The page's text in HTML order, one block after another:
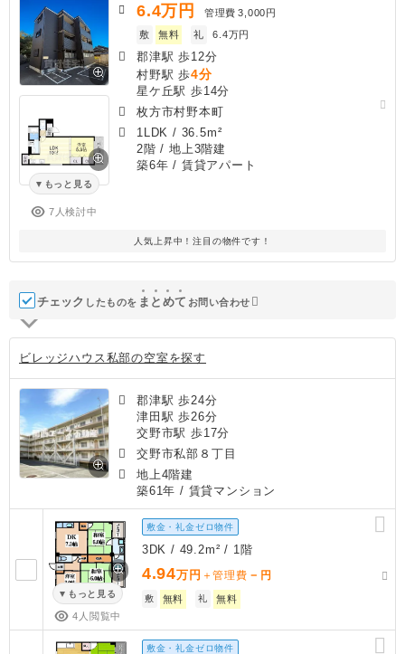
もっと見る
7人検討中
6.4万円 管理費 3,000円
敷
無料 礼 6.4万円
郡津駅 歩12分
村野駅 歩4分
星ケ丘駅 歩14分
枚方市村野本町
1LDK / 36.5m²
2階 / 地上3階建
築6年 / 賃貸アパート
人気上昇中！注目の物件です！
チェック したものを ま と めて お問い合わせ
ビレッジハウス私部の空室を探す
郡津駅 歩24分
津田駅 歩26分
交野市駅 歩17分
交野市私部８丁目
地上4階建
築61年 / 賃貸マンション
もっと見る
4人閲覧中
敷金・礼金ゼロ物件
3DK / 49.2m² / 1階
4.94万円 ＋管理費 － 円
敷 無料 礼 無料
敷金・礼金ゼロ物件